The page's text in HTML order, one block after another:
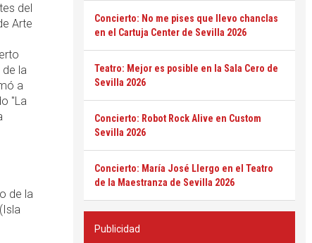
del
Arte
la
a
"La
de la
Concierto: No me pises que llevo chanclas
en el Cartuja Center de Sevilla 2026
Teatro: Mejor es posible en la Sala Cero de
Sevilla 2026
Concierto: Robot Rock Alive en Custom
Sevilla 2026
Concierto: María José Llergo en el Teatro
de la Maestranza de Sevilla 2026
Publicidad